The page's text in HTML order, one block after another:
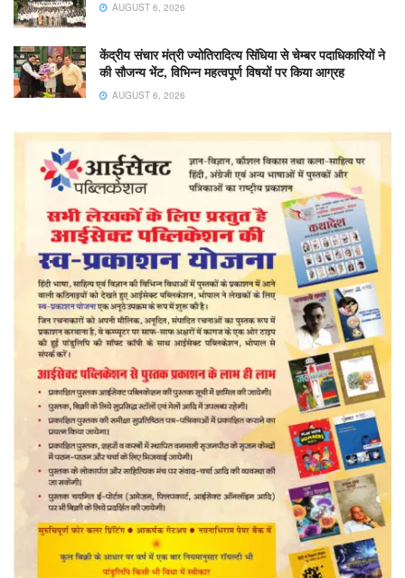
AUGUST 6, 2026
केंद्रीय संचार मंत्री ज्योतिरादित्य सिंधिया से चेम्बर पदाधिकारियों ने
की सौजन्य भेंट, विभिन्न महत्वपूर्ण विषयों पर किया आग्रह
AUGUST 6, 2026